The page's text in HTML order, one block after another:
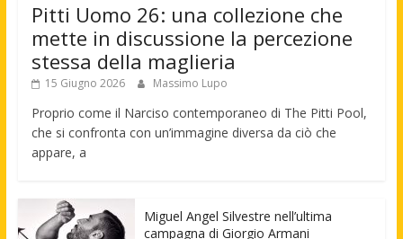
Pitti Uomo 26: una collezione che
mette in discussione la percezione
stessa della maglieria
15 Giugno 2026 Massimo Lupo
Proprio come il Narciso contemporaneo di The Pitti Pool,
che si confronta con un’immagine diversa da ciò che
appare, a
Miguel Angel Silvestre nell’ultima
campagna di Giorgio Armani